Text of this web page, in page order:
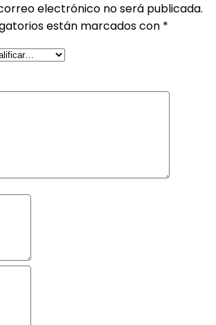
electrónico no será publicada.
están marcados con *